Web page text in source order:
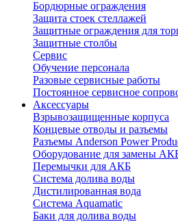
Бордюрные ограждения
Защита стоек стеллажей
Защитные ограждения для
Защитные столбы
Сервис
Обучение персонала
Разовые сервисные работы
Постоянное сервисное
Аксессуары
Взрывозащищенные корпуса
Концевые отводы и разъемы
Разъемы Anderson Power
Оборудование для замены
Перемычки для АКБ
Система долива воды
Дистилированная вода
Система Aquamatic
Баки для долива воды